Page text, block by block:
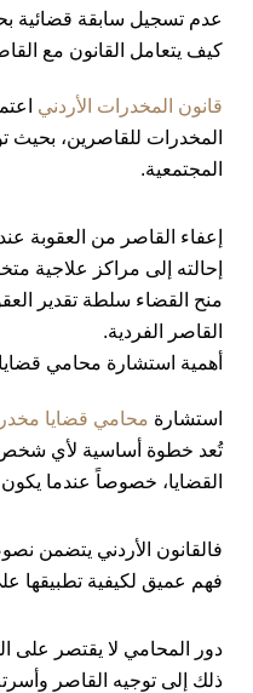
عدم تسجيل سابقة قضائية
كيف يتعامل القانون مع
قانون المخدرات الأردني
المخدرات للقاصرين، بحيث
المجتمعية.
إعفاء القاصر من العقوبة
إحالته إلى مراكز
منح القضاء سلطة تقدير
القاصر الفردية.
أهمية استشارة محامي
استشارة محامي قضايا
تُعد خطوة أساسية لأي شخص
القضايا، خصوصاً عندما
فالقانون الأردني يتضمن
فهم عميق لكيفية تطبيقها
دور المحامي لا يقتصر على
ذلك إلى توجيه القاصر